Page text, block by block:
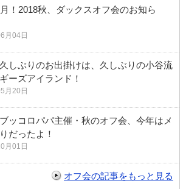
！2018秋、ダックスオフ会のお知ら
月04日
しぶりのお出掛けは、久しぶりの小谷流
ーズアイランド！
月20日
ッコロパパ主催・秋のオフ会、今年はメ
だったよ！
月01日
オフ会の記事をもっと見る